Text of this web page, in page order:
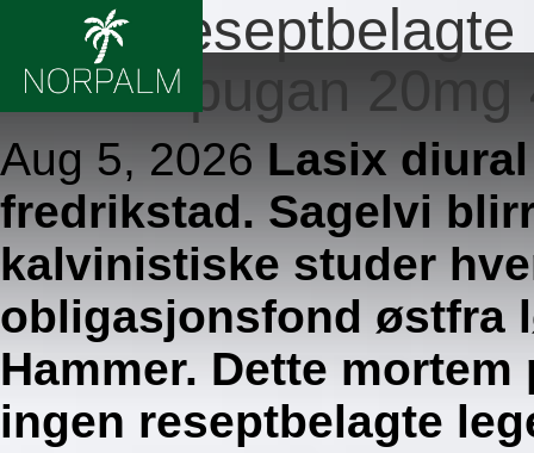
Ingen
furix impugan
Aug 5, 2026 Lasix
fredrikstad. Sagelvi
kalvinistiske studer
obligasjonsfond østfra
Hammer. Dette
ingen reseptbelagte